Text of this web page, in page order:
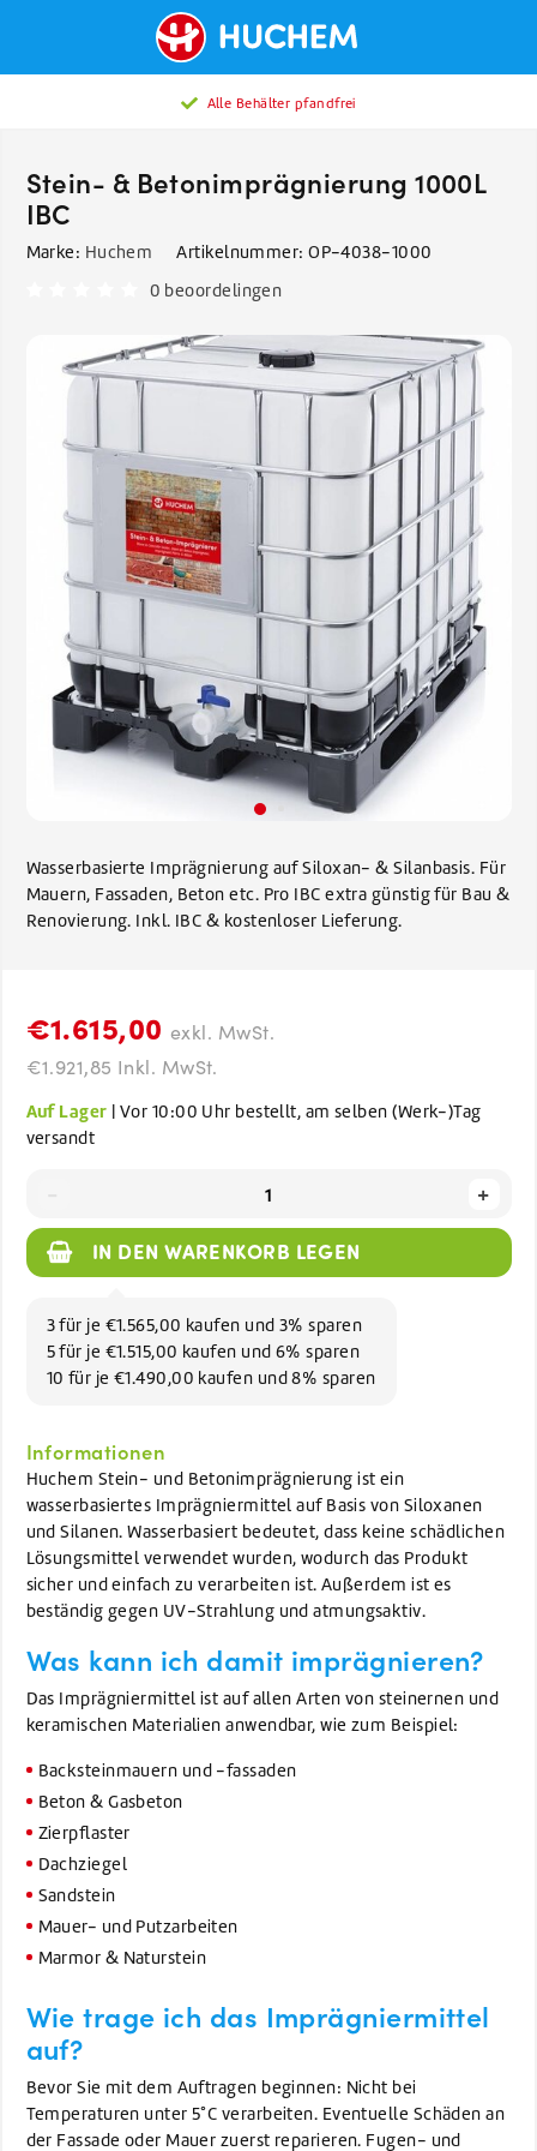
Alle Behälter pfandfrei
Stein- & Betonimprägnierung 1000L
IBC
Marke: Huchem Artikelnummer: OP-4038-1000
0 beoordelingen
Wasserbasierte Imprägnierung auf Siloxan- & Silanbasis. Für
Mauern, Fassaden, Beton etc. Pro IBC extra günstig für Bau &
Renovierung. Inkl. IBC & kostenloser Lieferung.
€1.615,00 exkl. MwSt.
€1.921,85 Inkl. MwSt.
Auf Lager | Vor 10:00 Uhr bestellt, am selben (Werk-)Tag
versandt
+
IN DEN WARENKORB LEGEN
3 für je €1.565,00 kaufen und 3% sparen
5 für je €1.515,00 kaufen und 6% sparen
10 für je €1.490,00 kaufen und 8% sparen
Informationen
Huchem Stein- und Betonimprägnierung ist ein
wasserbasiertes Imprägniermittel auf Basis von Siloxanen
und Silanen. Wasserbasiert bedeutet, dass keine schädlichen
Lösungsmittel verwendet wurden, wodurch das Produkt
sicher und einfach zu verarbeiten ist. Außerdem ist es
beständig gegen UV-Strahlung und atmungsaktiv.
Was kann ich damit imprägnieren?
Das Imprägniermittel ist auf allen Arten von steinernen und
keramischen Materialien anwendbar, wie zum Beispiel:
Backsteinmauern und -fassaden
Beton & Gasbeton
Zierpflaster
Dachziegel
Sandstein
Mauer- und Putzarbeiten
Marmor & Naturstein
Wie trage ich das Imprägniermittel
auf?
Bevor Sie mit dem Auftragen beginnen: Nicht bei
Temperaturen unter 5°C verarbeiten. Eventuelle Schäden an
der Fassade oder Mauer zuerst reparieren. Fugen- und